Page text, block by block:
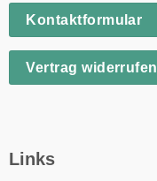
Kontaktformular
Vertrag widerrufen
Links